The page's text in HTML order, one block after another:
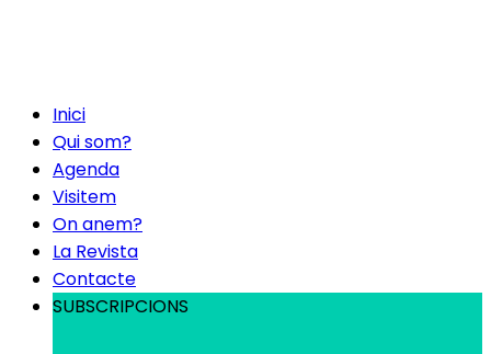
Inici
Qui som?
Agenda
Visitem
On anem?
La Revista
Contacte
SUBSCRIPCIONS